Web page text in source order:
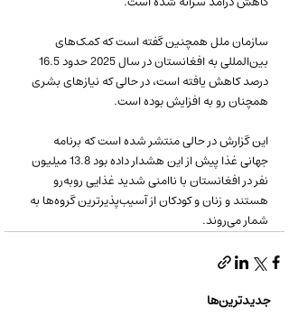
سازمان ملل همچنین گفته است که کمک‌های
درصد کاهش یافته است، در حالی که نیازهای بشری
همچنان رو به افزایش بوده است.
این گزارش در حالی منتشر شده است که برنامه
جهانی غذا پیش از این هشدار داده بود 13.8 میلیون
نفر در افغانستان با ناامنی شدید غذایی روبه‌رو
هستند و زنان و کودکان از آسیب‌پذیرترین گروه‌ها به
شمار می‌روند.
جدیدترین‌ها